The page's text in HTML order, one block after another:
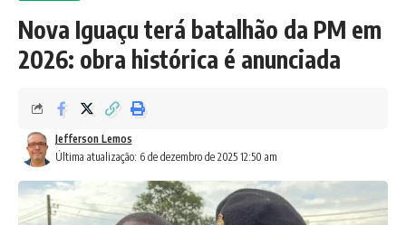
Nova Iguaçu terá batalhão da PM em
2026: obra histórica é anunciada
Última atualização: 6 de dezembro de 2025 12:50 am
Jefferson Lemos